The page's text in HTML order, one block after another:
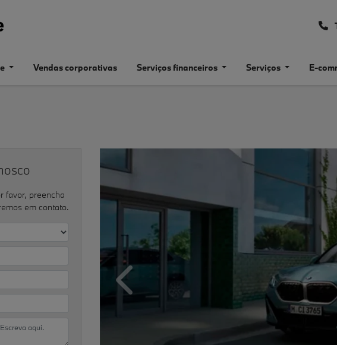
Vendas corporativas Serviços financeiros Serviços E-
favor, preencha
em contato.
Anterior